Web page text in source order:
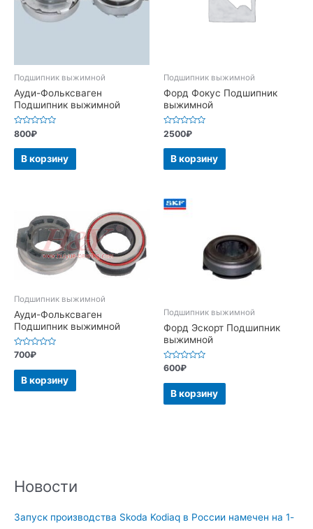
Новости
Запуск производства Skoda Kodiaq в России намечен на 1-
Подшипник выжимной
Ауди-Фольксваген
Подшипник выжимной
Оценка
0
из
800₽
В корзину
Подшипник выжимной
Форд Фокус Подшипник
выжимной
Оценка
0
из
2500₽
В корзину
Подшипник выжимной
Ауди-Фольксваген
Подшипник выжимной
Оценка
из
700₽
В корзину
Подшипник выжимной
Форд Эскорт Подшипник
выжимной
Оценка
0
из
600₽
В корзину